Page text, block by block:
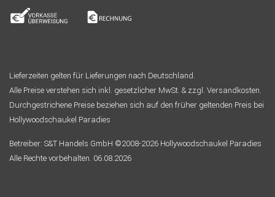
Lieferzeiten gelten für Lieferungen nach Deutschland.
Alle Preise verstehen sich inkl. gesetzlicher MwSt. & zzgl. Versandkosten.
Durchgestrichene Preise beziehen sich auf den früher geltenden Preis bei
Hollywoodschaukel Paradies
Betreiber: S&T Handels GmbH ©2008-2026 Hollywoodschaukel Paradies
Alle Rechte vorbehalten. 06.08.2026